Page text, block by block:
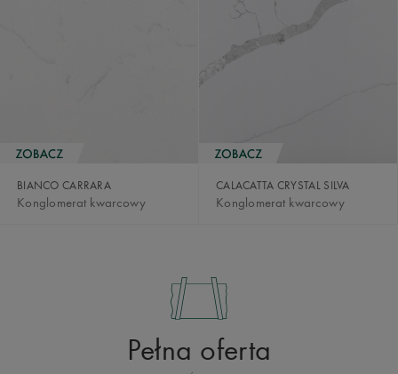
BIANCO CARRARA
Konglomerat kwarcowy
CALACATTA CRYSTAL SILVA
Konglomerat kwarcowy
Pełna oferta